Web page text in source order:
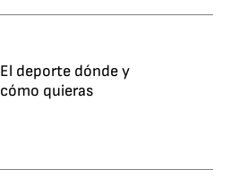
El deporte dónde y
cómo quieras